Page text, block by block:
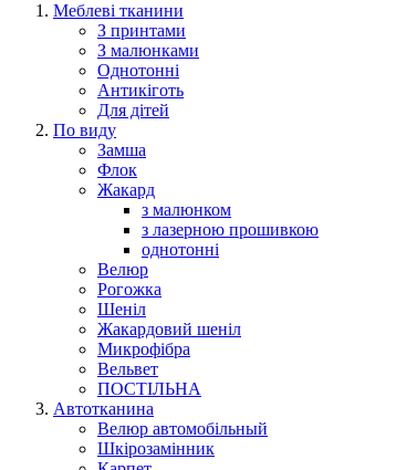
Меблеві тканини
З принтами
З малюнками
Однотонні
Антикіготь
Для дітей
По виду
Замша
Флок
Жакард
з малюнком
з лазерною прошивкою
однотонні
Велюр
Рогожка
Шеніл
Жакардовий шеніл
Микрофібра
Вельвет
ПОСТІЛЬНА
Автотканина
Велюр автомобільный
Шкірозамінник